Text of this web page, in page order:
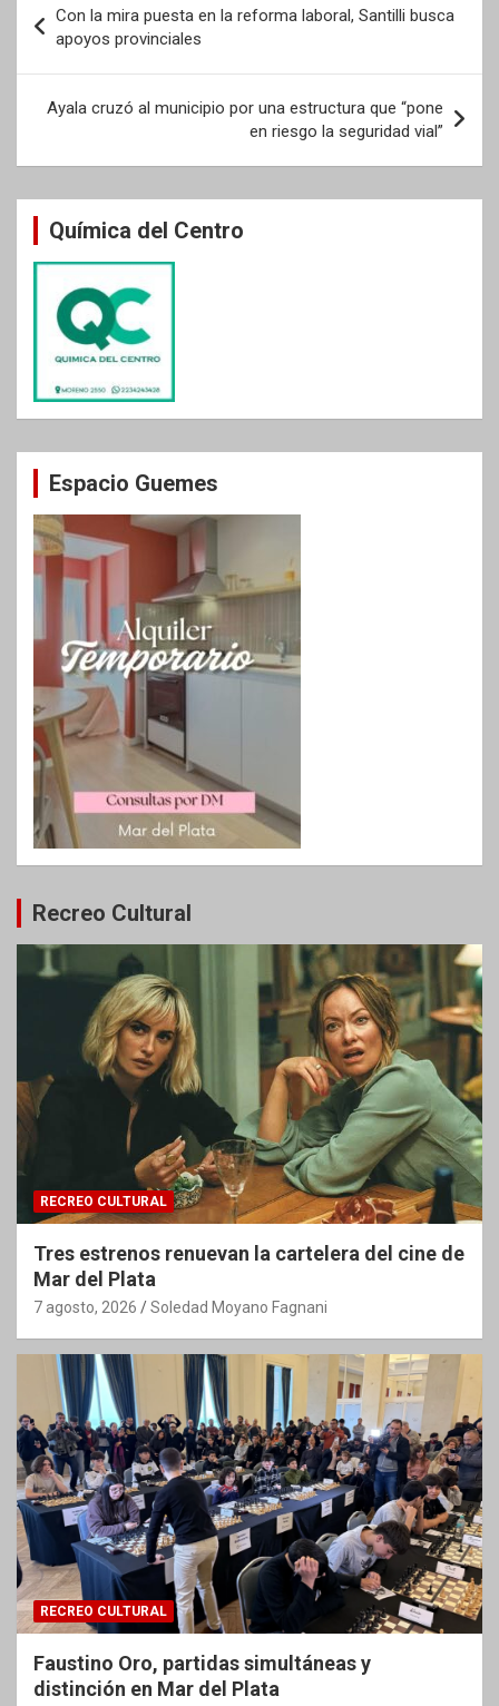
de
entradas
Con la mira puesta en la reforma laboral, Santilli busca
apoyos provinciales
Ayala cruzó al municipio por una estructura que “pone
en riesgo la seguridad vial”
Química del Centro
Espacio Guemes
Recreo Cultural
RECREO CULTURAL
Tres estrenos renuevan la cartelera del cine de
Mar del Plata
7 agosto, 2026 Soledad Moyano Fagnani
RECREO CULTURAL
Faustino Oro, partidas simultáneas y
distinción en Mar del Plata